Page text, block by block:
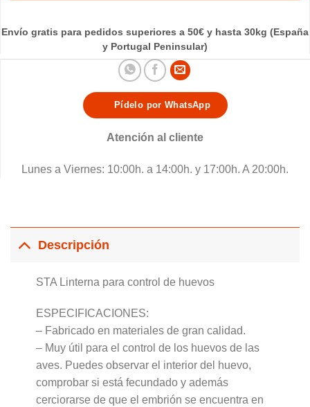
Envío gratis para pedidos superiores a 50€ y hasta 30kg (España
y Portugal Peninsular)
Pídelo por WhatsApp
Atención al cliente
Lunes a Viernes: 10:00h. a 14:00h. y 17:00h. A 20:00h.
Descripción
STA Linterna para control de huevos
ESPECIFICACIONES:
– Fabricado en materiales de gran calidad.
– Muy útil para el control de los huevos de las
aves. Puedes observar el interior del huevo,
comprobar si está fecundado y además
cerciorarse de que el embrión se encuentra en